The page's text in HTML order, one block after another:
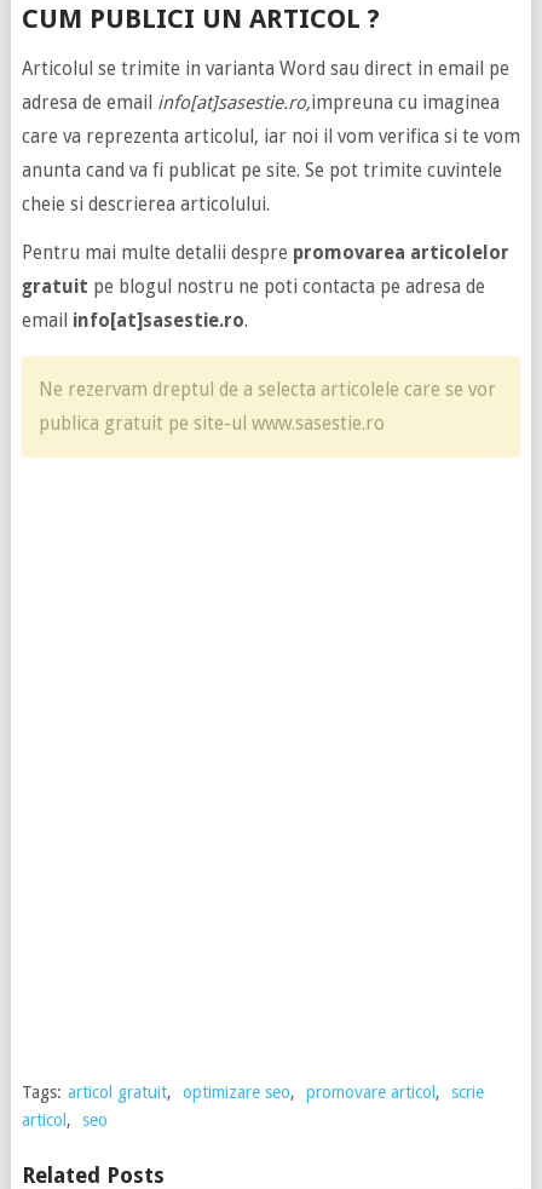
CUM PUBLICI UN ARTICOL ?
Articolul se trimite in varianta Word sau direct in email pe
adresa de email info[at]sasestie.ro,impreuna cu imaginea
care va reprezenta articolul, iar noi il vom verifica si te vom
anunta cand va fi publicat pe site. Se pot trimite cuvintele
cheie si descrierea articolului.
Pentru mai multe detalii despre promovarea articolelor
gratuit pe blogul nostru ne poti contacta pe adresa de
email info[at]sasestie.ro.
Ne rezervam dreptul de a selecta articolele care se vor
publica gratuit pe site-ul www.sasestie.ro
Tags: articol gratuit, optimizare seo, promovare articol ,
scrie
articol , seo
Related Posts